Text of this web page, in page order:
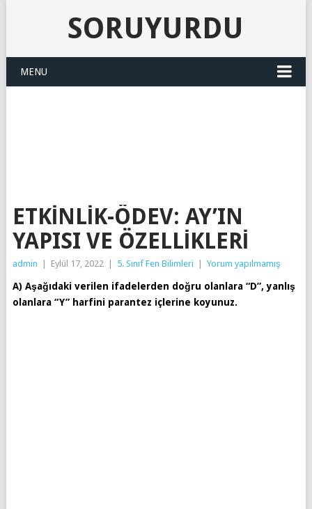
SORUYURDU
MENU
ETKINLIK-ÖDEV: AY’IN
YAPISI VE ÖZELLIKLERI
admin Eylül 17, 2022 5. Sınıf Fen Bilimleri Yorum yapılmamış
A) Aşağıdaki verilen ifadelerden doğru olanlara “D”, yanlış
olanlara “Y” harfini parantez içlerine koyunuz.